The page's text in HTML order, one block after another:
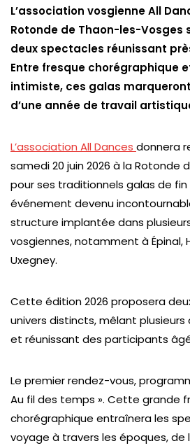
L’association vosgienne All
Rotonde de Thaon-les-Vosges
deux spectacles réunissant
Entre fresque chorégraphique
intimiste, ces galas
d’une année de travail
L’association All Dances donnera
samedi 20 juin 2026 à la Rotonde
pour ses traditionnels galas de fin
événement devenu
structure implantée dans
vosgiennes, notamment à Épinal,
Uxegney.
Cette édition 2026 proposera
univers distincts, mêlant plusieurs
et réunissant des participants
Le premier rendez-vous,
Au fil des temps ». Cette grande
chorégraphique entraînera les
voyage à travers les époques, de